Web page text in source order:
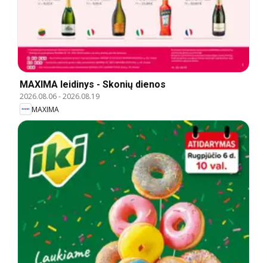
MAXIMA leidinys - Skonių dienos
2026.08.06-2026.08.19
MAXIMA